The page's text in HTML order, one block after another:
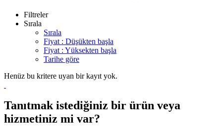
Filtreler
Sırala
Sırala
Fiyat : Düşükten başla
Fiyat : Yüksekten başla
Tarihe göre
Henüz bu kritere uyan bir kayıt yok.
Tanıtmak istediğiniz bir ürün veya
hizmetiniz mi var?